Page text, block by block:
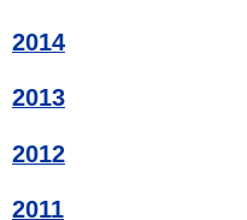
2014
2013
2012
2011